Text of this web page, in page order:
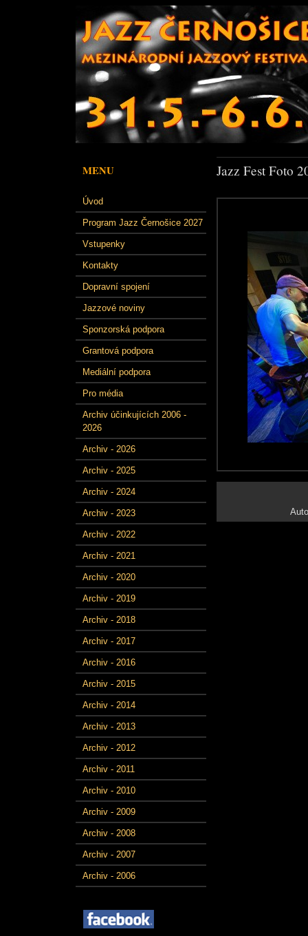
MENU
Úvod
Program Jazz Černošice 2027
Vstupenky
Kontakty
Dopravní spojení
Jazzové noviny
Sponzorská podpora
Grantová podpora
Mediální podpora
Pro média
Archiv účinkujících 2006 -
2026
Archiv - 2026
Archiv - 2025
Archiv - 2024
Archiv - 2023
Archiv - 2022
Archiv - 2021
Archiv - 2020
Archiv - 2019
Archiv - 2018
Archiv - 2017
Archiv - 2016
Archiv - 2015
Archiv - 2014
Archiv - 2013
Archiv - 2012
Archiv - 2011
Archiv - 2010
Archiv - 2009
Archiv - 2008
Archiv - 2007
Archiv - 2006
Jazz Fest Foto